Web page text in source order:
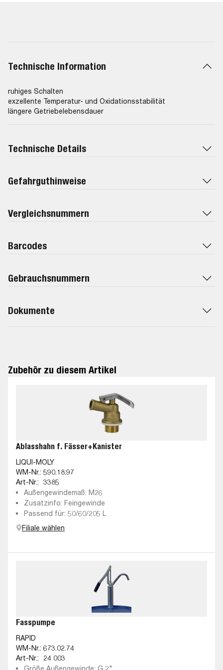
Technische Information
ruhiges Schalten
exzellente Temperatur- und Oxidationsstabilität
längere Getriebelebensdauer
Technische Details
Gefahrguthinweise
Vergleichsnummern
Barcodes
Gebrauchsnummern
Dokumente
Zubehör zu diesem Artikel
Ablasshahn f. Fässer+Kanister
LIQUI-MOLY
WM-Nr.: 590.18.97
Art-Nr.: 3385
Außengewindemaß: M26
Zusatzinfo: Feingewinde
Passend für: 50/60/205 L
Filiale wählen
Fasspumpe
RAPID
WM-Nr.: 673.02.74
Art-Nr.:
24 003
Größe Außengewinde: G 2"